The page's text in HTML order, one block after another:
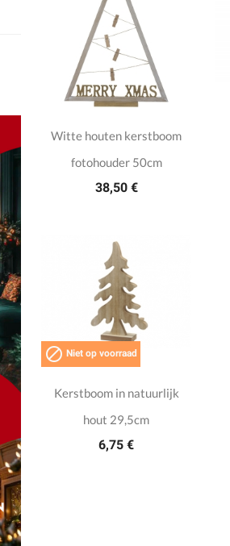
Witte houten kerstboom
fotohouder 50cm
38,50 €
 Niet op voorraad
Kerstboom in natuurlijk
hout 29,5cm
6,75 €